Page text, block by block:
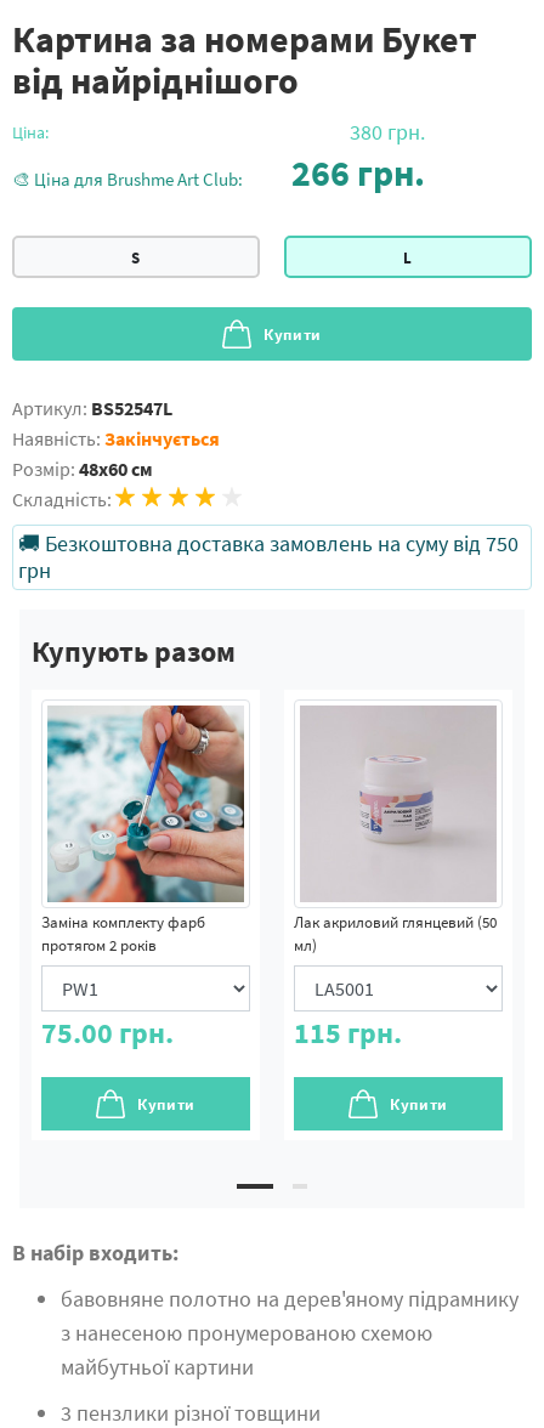
Картина за номерами Букет
від найріднішого
Ціна: 380 грн.
🎨 Ціна для Brushme Art Club: 266 грн.
S L
Купити
Артикул: BS52547L
Наявність: Закінчується
Розмір: 48x60 см
Складність:
🚚 Безкоштовна доставка замовлень на суму від 750
грн
Купують разом
Заміна комплекту фарб
протягом 2 років
75.00 грн.
Купити
Лак акриловий глянцевий (50
мл)
115 грн.
Купити
В набір входить:
бавовняне полотно на дерев'яному підрамнику
з нанесеною пронумерованою схемою
майбутньої картини
3 пензлики різної товщини